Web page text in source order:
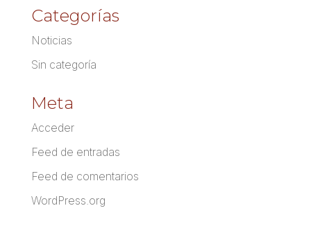
Categorías
Noticias
Sin categoría
Meta
Acceder
Feed de entradas
Feed de comentarios
WordPress.org